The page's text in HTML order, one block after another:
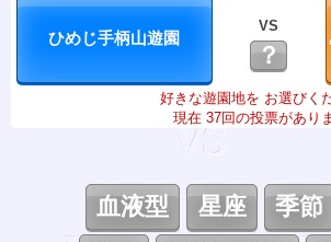
VS
？
好きな遊園地を お選びく
現在 37回の投票があり
血液型
星座 季節